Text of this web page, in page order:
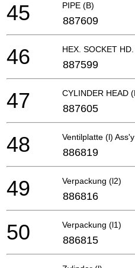
PIPE (B)
45 887609
HEX. SOCKET
46 887599
CYLINDER HEAD
47 887605
Ventilplatte (l) Ass'y
48 886819
Verpackung (l2)
49 886816
Verpackung (l1)
50 886815